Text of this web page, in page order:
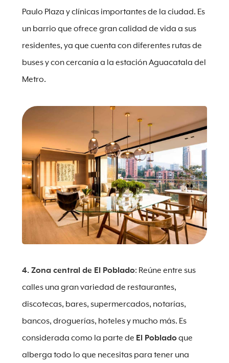
Paulo Plaza y clínicas importantes de la ciudad. Es
un barrio que ofrece gran calidad de vida a sus
residentes, ya que cuenta con diferentes rutas de
buses y con cercanía a la estación Aguacatala del
Metro.
4. Zona central de El Poblado: Reúne entre sus
calles una gran variedad de restaurantes,
discotecas, bares, supermercados, notarías,
bancos, droguerías, hoteles y mucho más. Es
considerada como la parte de El Pobladoque
alberga todo lo que necesitas para tener una